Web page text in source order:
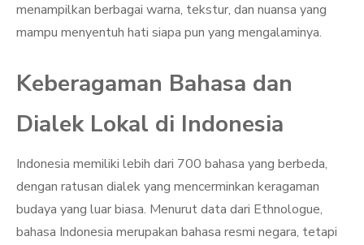
menampilkan berbagai warna, tekstur, dan nuansa yang
mampu menyentuh hati siapa pun yang mengalaminya.
Keberagaman Bahasa dan
Dialek Lokal di Indonesia
Indonesia memiliki lebih dari 700 bahasa yang berbeda,
dengan ratusan dialek yang mencerminkan keragaman
budaya yang luar biasa. Menurut data dari Ethnologue,
bahasa Indonesia merupakan bahasa resmi negara, tetapi